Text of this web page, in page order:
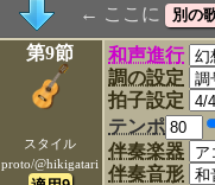
← ここに
第9節
スタイル
proto/@hikigatari
和声進行
調の設定
拍子設定
テンポ
伴奏楽器
伴奏音形